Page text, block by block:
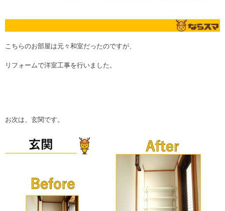
こちらのお部屋は元々和室だったのですが、
リフォームで洋室工事を行いました。
お次は、玄関です。